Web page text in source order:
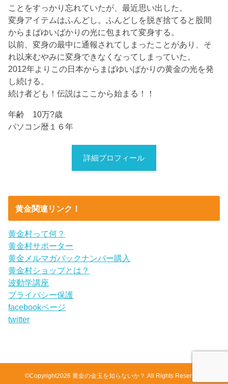
ことをすっかり忘れていたが、最近思い出した。
変身アイテムはふんどし。ふんどしを脱ぎ捨てると股間
からまばゆいばかりの光に包まれて変身する。
以前、変身の最中に通報されてしまったことがあり、そ
れ以来むやみに変身できなくなってしまっていた。
2012年よりこの日本からまばゆいばかりの黄金の光を発
し続ける。
続け者ども！伝説はここから始まる！！
年齢 10万?歳
パソコン暦１６年
詳細プロフィール
黄金関連リンク！
黄金村って何？
黄金村サポーター
黄金メルマガバックナンバー購入
黄金村ショップとは？
波動学講座
プライバシー保護
facebookページ
twitter
©Copyright2026 黄金の金玉を知らないか？ .All Rights Reserved.